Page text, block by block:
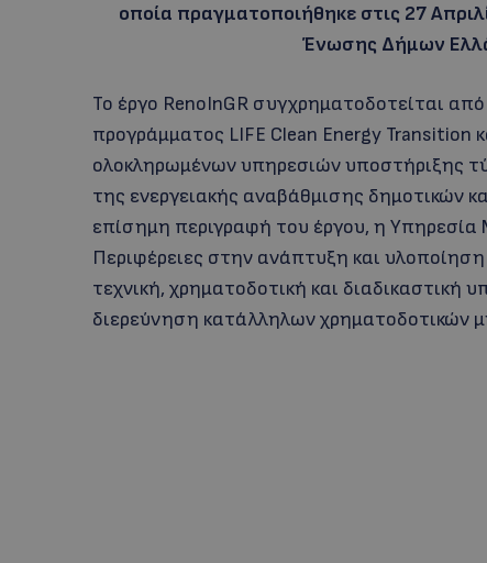
οποία πραγματοποιήθηκε στις 27
Ένωσης Δήμων
Το έργο RenoInGR συγχρηματοδοτείται
προγράμματος LIFE Clean Energy Transition
ολοκληρωμένων υπηρεσιών υποστήριξης
της ενεργειακής αναβάθμισης δημοτικών
επίσημη περιγραφή του έργου, η Υπηρεσία
Περιφέρειες στην ανάπτυξη και
τεχνική, χρηματοδοτική και
διερεύνηση κατάλληλων χρηματοδοτικών